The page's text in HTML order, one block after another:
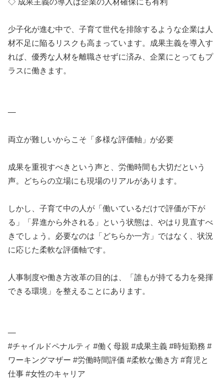
◇ 成果主義の導入は企業の人材確保にも有利
少子化が進む中で、子育て世代を排除するような企業は人
材不足に陥るリスクも高まっています。成果主義を導入す
れば、優秀な人材を離職させずに済み、企業にとってもプ
ラスに働きます。
—
両立が難しいからこそ「多様な評価軸」が必要
成果を重視すべきという声と、労働時間も大切だという
声。どちらの立場にも現場のリアルがあります。
しかし、子育て中の人が「働いているだけで評価が下が
る」「昇進から外される」という状態は、やはり見直すべ
きでしょう。必要なのは「どちらか一方」ではなく、状況
に応じた柔軟な評価軸です。
人事制度や働き方改革の目的は、「誰もが持てる力を発揮
できる環境」を整えることにあります。
—
#チャイルドペナルティ #働く母親 #成果主義 #時短勤務 #
ワーキングマザー #労働時間評価 #柔軟な働き方 #育児と
仕事 #女性のキャリア